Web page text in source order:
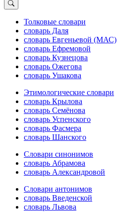
Толковые словари
словарь Даля
словарь Евгеньевой (МАС)
словарь Ефремовой
словарь Кузнецова
словарь Ожегова
словарь Ушакова
Этимологические словари
словарь Крылова
словарь Семёнова
словарь Успенского
словарь Фасмера
словарь Шанского
Словари синонимов
словарь Абрамова
словарь Александровой
Словари антонимов
словарь Введенской
словарь Львова